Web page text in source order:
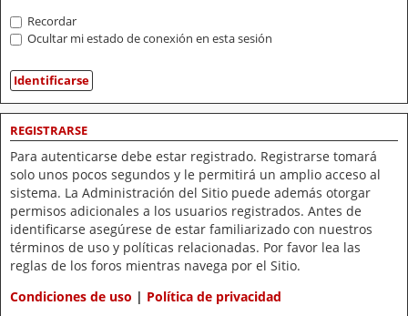
Recordar
Ocultar mi estado de conexión en esta sesión
REGISTRARSE
Para autenticarse debe estar registrado. Registrarse tomará
solo unos pocos segundos y le permitirá un amplio acceso al
sistema. La Administración del Sitio puede además otorgar
permisos adicionales a los usuarios registrados. Antes de
identificarse asegúrese de estar familiarizado con nuestros
términos de uso y políticas relacionadas. Por favor lea las
reglas de los foros mientras navega por el Sitio.
Condiciones de uso | Política de privacidad